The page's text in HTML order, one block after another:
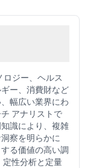
ジー、ヘルス
ー、消費財など
幅広い業界にわ
アナリストで
識により、複雑
察を明らかに
る価値の高い調
定性分析と定量